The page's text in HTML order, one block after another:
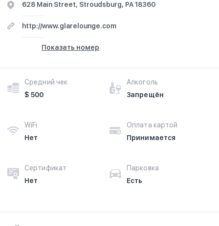
628 Main Street, Stroudsburg, PA 18360
http://www.glarelounge.com
Показать номер
Средний чек
$ 500
Алкоголь
Запрещён
WiFi
Нет
Оплата картой
Принимается
Сертификат
Нет
Парковка
Есть